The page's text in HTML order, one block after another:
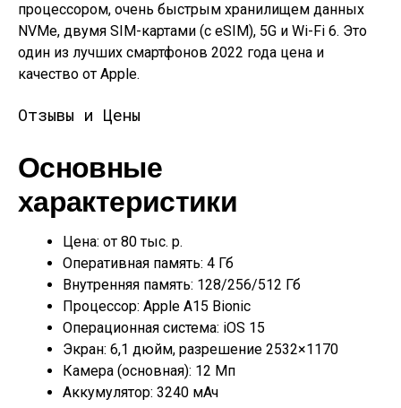
процессором, очень быстрым хранилищем данных
NVMe, двумя SIM-картами (с eSIM), 5G и Wi-Fi 6. Это
один из лучших смартфонов 2022 года цена и
качество от Apple.
Отзывы и Цены
Основные
характеристики
Цена: от 80 тыс. р.
Оперативная память: 4 Гб
Внутренняя память: 128/256/512 Гб
Процессор: Apple A15 Bionic
Операционная система: iOS 15
Экран: 6,1 дюйм, разрешение 2532×1170
Камера (основная): 12 Мп
Аккумулятор: 3240 мАч